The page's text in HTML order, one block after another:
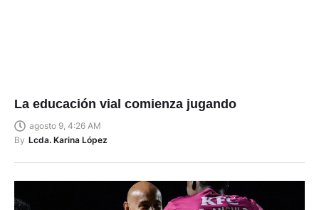
La educación vial comienza jugando
agosto 9, 4:26 AM
By Lcda. Karina López